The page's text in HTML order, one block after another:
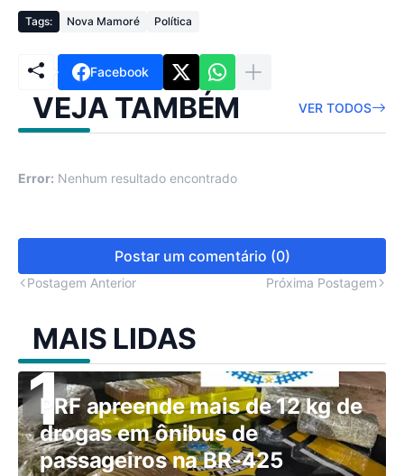
Tags: Nova Mamoré Política
Facebook
VEJA TAMBÉM VER TODOS
Error: Nenhum resultado encontrado
Postar um comentário (0)
Postagem Anterior Próxima Postagem
MAIS LIDAS
PRF apreende mais de 12 kg de
drogas em ônibus de
passageiros na BR-425